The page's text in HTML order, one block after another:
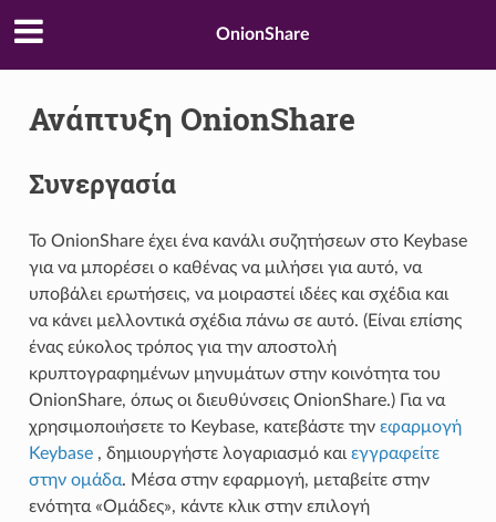
OnionShare
Ανάπτυξη OnionShare
Συνεργασία
Το OnionShare έχει ένα κανάλι συζητήσεων στο Keybase
για να μπορέσει ο καθένας να μιλήσει για αυτό, να
υποβάλει ερωτήσεις, να μοιραστεί ιδέες και σχέδια και
να κάνει μελλοντικά σχέδια πάνω σε αυτό. (Είναι επίσης
ένας εύκολος τρόπος για την αποστολή
κρυπτογραφημένων μηνυμάτων στην κοινότητα του
OnionShare, όπως οι διευθύνσεις OnionShare.) Για να
χρησιμοποιήσετε το Keybase, κατεβάστε την εφαρμογή
Keybase, δημιουργήστε λογαριασμό και εγγραφείτε
στην ομάδα. Μέσα στην εφαρμογή, μεταβείτε στην
ενότητα «Ομάδες», κάντε κλικ στην επιλογή